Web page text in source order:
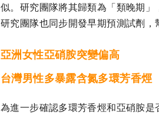
似。研究團隊將其歸類為「類晚期」
研究團隊也同步開發早期預測試劑，
亞洲女性亞硝胺突變偏高
台灣男性多暴露含氮多環芳香烴
為進一步確認多環芳香烴和亞硝胺是